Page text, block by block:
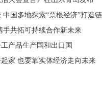
手共拓可持续合作新未来
产品生产国和出口国
家 也要靠实体经济走向未来